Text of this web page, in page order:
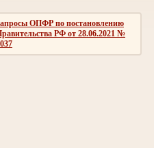
ОПФР по постановлению
РФ от 28.06.2021 №